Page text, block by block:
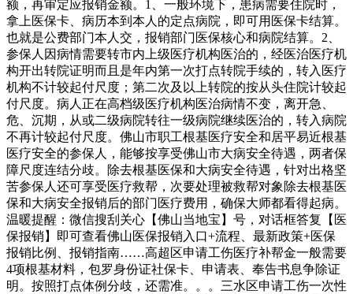
额，再审定应报销金额。1、一般环境下，患病需要住院时，
拿上医保卡、病历本到本人的定点病院，即可用医保卡结算。
也就是公费部门本人交，报销部门医保核心和病院结算。2、
参保人因病情需要转市内上级医疗机构医治的，经医治医疗机
构开出转院证明而且是年内第一次打点转院手续的，转入医疗
机构不计较起付尺度；第二次及以上转院的按从头住院计较起
付尺度。病人正在高档级医疗机构医治病情不变，离开急、
危、沉期，从或二级病院转往一级病院继续医治的，转入病院
不再计较起付尺度。佛山市职工根基医疗安全和居平易近根基
医疗安全的参保人，能够按享受佛山市大病安全待遇，两者保
障尺度连结分歧。除去根基医保和大病安全待遇，针对出格坚
苦参保人还可享受医疗救帮，次要处理被救帮对象除去根基医
保和大病安全报销后的部门医疗费用，确保大师都看得起病。
温暖提醒：微信搜刮关心【佛山当地宝】号，对话框答复【医
保报销】即可查看佛山医保报销入口+流程、最新政策+医保
报销比例、报销指南……高超区申请工伤医疗补帮金一般需要
4项根基材料，包罗身份证社保卡、申请表、奉告书息争除证
明。按照打点体例分歧，还需准。。。三水区申请工伤一次性